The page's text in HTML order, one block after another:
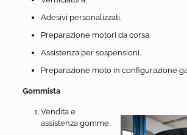
Adesivi personalizzati.
Preparazione motori da corsa.
Assistenza per sospensioni.
Preparazione moto in configurazione
Gommista
Vendita e
assistenza gomme.